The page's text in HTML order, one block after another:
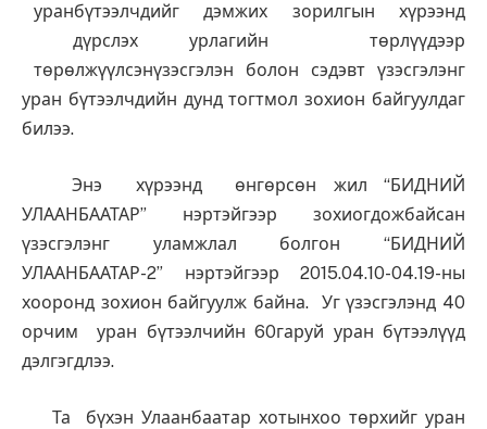
уранбүтээлчдийг дэмжих зорилгын хүрээнд
дүрслэх урлагийн төрлүүдээр
төрөлжүүлсэнүзэсгэлэн болон сэдэвт үзэсгэлэнг
уран бүтээлчдийн дунд тогтмол зохион байгуулдаг
билээ.
Энэ хүрээнд өнгөрсөн жил “БИДНИЙ
УЛААНБААТАР” нэртэйгээр зохиогдожбайсан
үзэсгэлэнг уламжлал болгон “БИДНИЙ
УЛААНБААТАР-2” нэртэйгээр 2015.04.10-04.19-ны
хооронд зохион байгуулж байна. Уг үзэсгэлэнд 40
орчим уран бүтээлчийн 60гаруй уран бүтээлүүд
дэлгэгдлээ.
Та бүхэн Улаанбаатар хотынхоо төрхийг уран